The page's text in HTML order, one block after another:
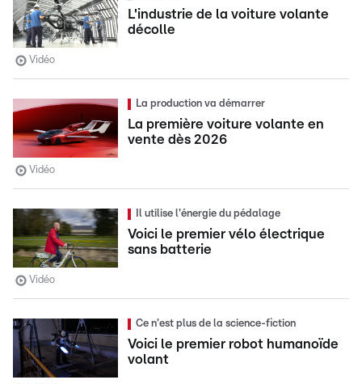
L'industrie de la voiture volante
décolle
Vidéo
La production va démarrer
La première voiture volante en
vente dès 2026
Vidéo
Il utilise l'énergie du pédalage
Voici le premier vélo électrique
sans batterie
Vidéo
Ce n'est plus de la science-fiction
Voici le premier robot humanoïde
volant